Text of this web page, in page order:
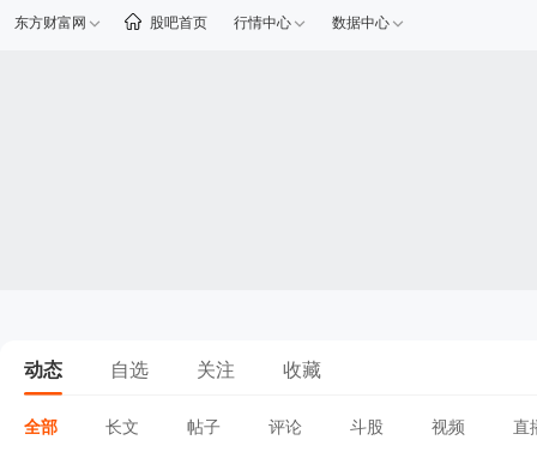
东方财富网 股吧首页 行情中心 数据中心
动态 自选 关注 收藏
全部 长文 帖子 评论 斗股 视频 直